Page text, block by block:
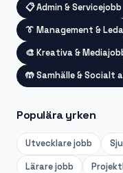
📋Admin & Servicejobb
👔 Management &
🎨 Kreativa &
🤲Samhälle & Socialt
Populära yrken
Utvecklarejobb
Lärarejobb